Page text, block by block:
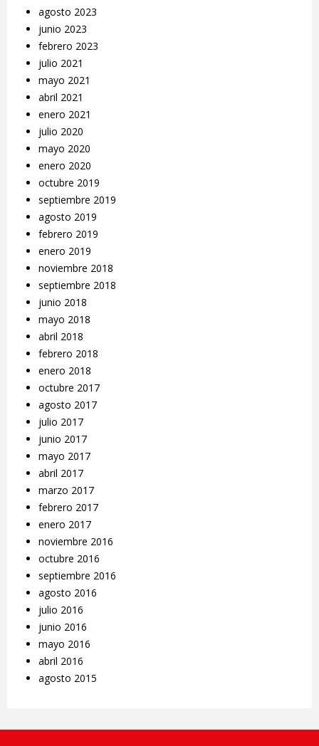
agosto 2023
junio 2023
febrero 2023
julio 2021
mayo 2021
abril 2021
enero 2021
julio 2020
mayo 2020
enero 2020
octubre 2019
septiembre 2019
agosto 2019
febrero 2019
enero 2019
noviembre 2018
septiembre 2018
junio 2018
mayo 2018
abril 2018
febrero 2018
enero 2018
octubre 2017
agosto 2017
julio 2017
junio 2017
mayo 2017
abril 2017
marzo 2017
febrero 2017
enero 2017
noviembre 2016
octubre 2016
septiembre 2016
agosto 2016
julio 2016
junio 2016
mayo 2016
abril 2016
agosto 2015